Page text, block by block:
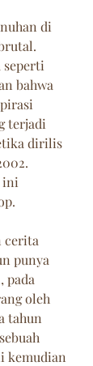
di
seperti
bahwa
terjadi
dirilis
ini
cerita
punya
pada
oleh
tahun
kemudian